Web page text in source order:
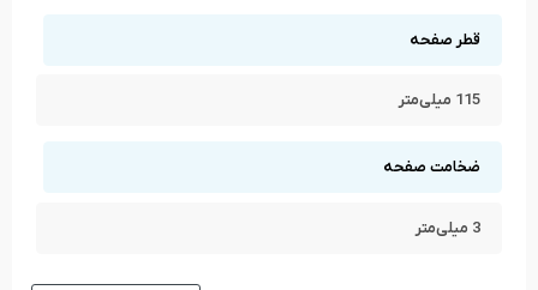
قطر صفحه
115 میلی‌متر
ضخامت صفحه
3 میلی‌متر